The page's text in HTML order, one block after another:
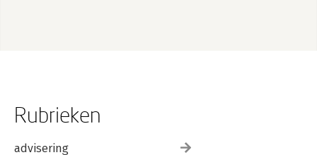
Rubrieken
advisering